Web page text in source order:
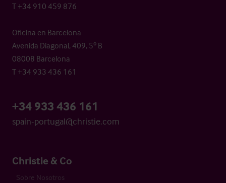
T +34 910 459 876
Oficina en Barcelona
Avenida Diagonal, 409, 5º B
08008 Barcelona
T +34 933 436 161
+34 933 436 161
spain-portugal@christie.com
Christie & Co
Sobre Nosotros